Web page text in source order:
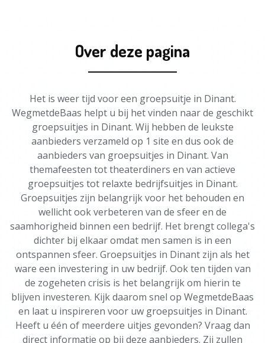
Over deze pagina
Het is weer tijd voor een groepsuitje in Dinant.
WegmetdeBaas helpt u bij het vinden naar de geschikt
groepsuitjes in Dinant. Wij hebben de leukste
aanbieders verzameld op 1 site en dus ook de
aanbieders van groepsuitjes in Dinant. Van
themafeesten tot theaterdiners en van actieve
groepsuitjes tot relaxte bedrijfsuitjes in Dinant.
Groepsuitjes zijn belangrijk voor het behouden en
wellicht ook verbeteren van de sfeer en de
saamhorigheid binnen een bedrijf. Het brengt collega's
dichter bij elkaar omdat men samen is in een
ontspannen sfeer. Groepsuitjes in Dinant zijn als het
ware een investering in uw bedrijf. Ook ten tijden van
de zogeheten crisis is het belangrijk om hierin te
blijven investeren. Kijk daarom snel op WegmetdeBaas
en laat u inspireren voor uw groepsuitjes in Dinant.
Heeft u één of meerdere uitjes gevonden? Vraag dan
direct informatie op bij deze aanbieders. Zij zullen